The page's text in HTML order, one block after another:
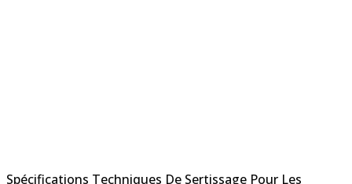
Spécifications Techniques De Sertissage Pour Les